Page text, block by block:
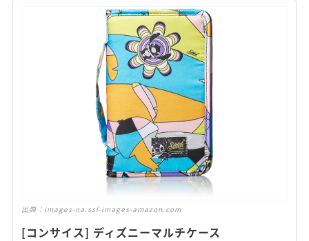
出典： images-na.ssl-images-amazon.com
[コンサイス] ディズニーマルチケース